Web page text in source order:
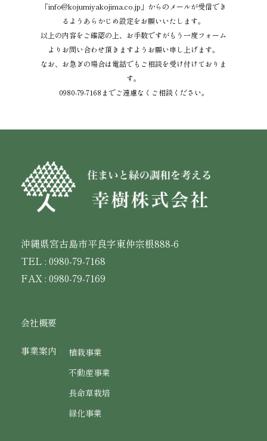
「info@kojumiyakojima.co.jp」からのメールが受信でき
るようあらかじめ設定をお願いいたします。
以上の内容をご確認の上、お手数ですがもう一度フォーム
よりお問い合わせ頂きますようお願い申し上げます。
なお、お急ぎの場合は電話でもご相談を受け付けておりま
す。
0980-79-7168までご遠慮なくご相談ください。
沖縄県宮古島市平良字東仲宗根888-6
TEL : 0980-79-7168
FAX : 0980-79-7169
会社概要
事業案内
植栽事業
不動産事業
長命草栽培
緑化事業